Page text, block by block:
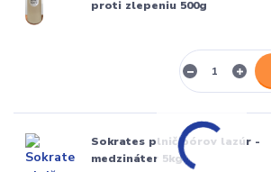
proti zlepeniu 500g
Sokrates plnič pórov lazúr -
medzináter 5kg